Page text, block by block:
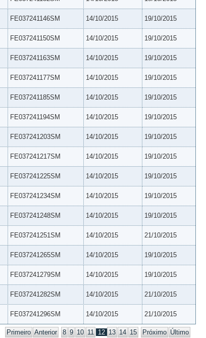
FE037241146SM 14/10/2015 19/10/2015
FE037241150SM 14/10/2015 19/10/2015
FE037241163SM 14/10/2015 19/10/2015
FE037241177SM 14/10/2015 19/10/2015
FE037241185SM 14/10/2015 19/10/2015
FE037241194SM 14/10/2015 19/10/2015
FE037241203SM 14/10/2015 19/10/2015
FE037241217SM 14/10/2015 19/10/2015
FE037241225SM 14/10/2015 19/10/2015
FE037241234SM 14/10/2015 19/10/2015
FE037241248SM 14/10/2015 19/10/2015
FE037241251SM 14/10/2015 21/10/2015
FE037241265SM 14/10/2015 19/10/2015
FE037241279SM 14/10/2015 19/10/2015
FE037241282SM 14/10/2015 21/10/2015
FE037241296SM 14/10/2015 21/10/2015
Primeiro Anterior 8 9 10 11 12 13 14 15 Próximo Último